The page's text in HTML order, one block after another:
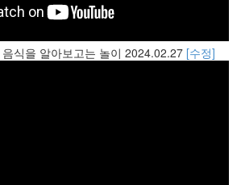
식을 알아보고는 놀이 2024.02.27 [수정]